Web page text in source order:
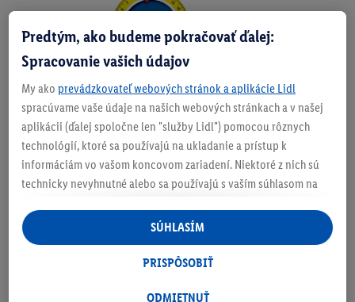
O produkte
Predtým, ako budeme pokračovať ďalej:
Spracovanie vašich údajov
My ako prevádzkovateľ webových stránok a aplikácie Lidl
spracúvame vaše údaje na našich webových stránkach a v našej
aplikácii (ďalej spoločne len "služby Lidl") pomocou rôznych
technológií, ktoré sa používajú na ukladanie a prístup k
informáciám vo vašom koncovom zariadení. Niektoré z nich sú
technicky nevyhnutné alebo sa používajú s vaším súhlasom na
personalizovanú reklamu v rámci služieb Lidl aj mimo nich. Ak
ste účastníkom programu Lidl Plus, na tieto účely sa spracúvajú
aj údaje z vášho nákupného správania v obchode.
následne si vytvoríte účet Lidl Plus alebo sa prihlásite do svojho
ODMIETNUŤ
PRISPÔSOBIŤ
SÚHLASÍM